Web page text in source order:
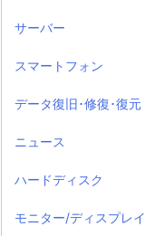
サーバー
スマートフォン
データ復旧･修復･復元
ニュース
ハードディスク
モニター/ディスプレイ